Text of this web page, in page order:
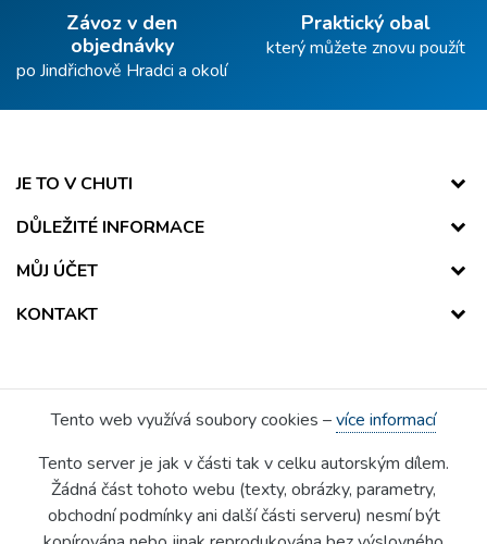
Závoz v den
objednávky
po Jindřichově Hradci a okolí
Praktický obal
který můžete znovu použít
JE TO V CHUTI
DŮLEŽITÉ INFORMACE
MŮJ ÚČET
KONTAKT
Tento web využívá soubory cookies –více informací
Tento server je jak v části tak v celku autorským dílem.
Žádná část tohoto webu (texty, obrázky, parametry,
obchodní podmínky ani další části serveru) nesmí být